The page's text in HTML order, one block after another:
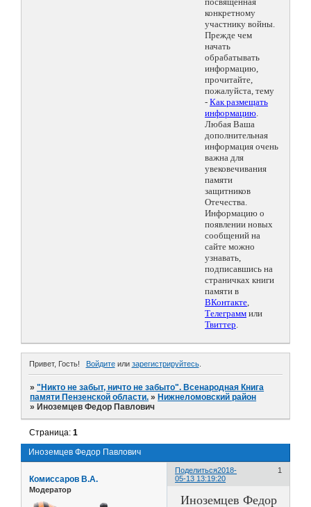
конкретному
участнику войны.
Прежде чем
начать
обрабатывать
информацию,
прочитайте,
пожалуйста, тему
- Как размещать
информацию.
Любая Ваша
дополнительная
информация очень
важна для
увековечивания
памяти
защитников
Отечества.
Информацию о
появлении новых
сообщений на
сайте можно
узнавать,
подписавшись на
страничках книги
памяти в
ВКонтакте,
Телеграмм или
Твиттер.
Привет, Гость! Войдитеили зарегистрируйтесь.
»"Никто не забыт, ничто не забыто". Всенародная Книга
памяти Пензенской области. » Нижнеломовский район
» Иноземцев Федор Павлович
Иноземцев Федор Павлович
Страница:1
Поделиться 1
2018-
05-13 13:19:20
Комиссаров В.А.
Модератор
Иноземцев Федор